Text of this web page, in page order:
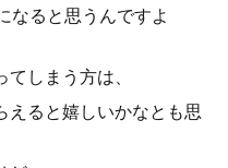
なると思うんですよ
しまう方は、
えると嬉しいかなとも思